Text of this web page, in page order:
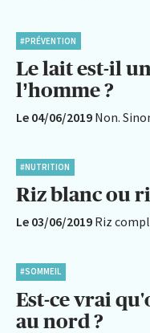
#PRÉVENTION
Le lait est-il
l’homme ?
Le 04/06/2019 Non.
#NUTRITION
Riz blanc ou
Le 03/06/2019 Riz
#SOMMEIL
Est-ce vrai
au nord ?